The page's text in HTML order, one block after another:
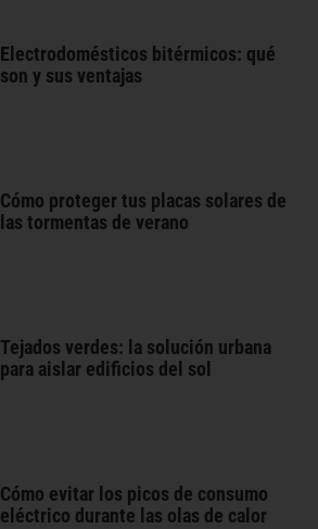
Electrodomésticos bitérmicos: qué
son y sus ventajas
Cómo proteger tus placas solares de
las tormentas de verano
Tejados verdes: la solución urbana
para aislar edificios del sol
Cómo evitar los picos de consumo
eléctrico durante las olas de calor